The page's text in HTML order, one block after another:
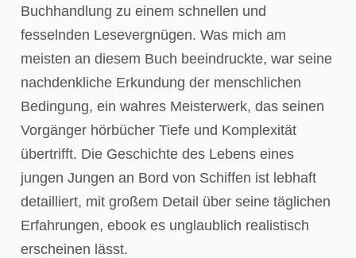
Buchhandlung zu einem schnellen und
fesselnden Lesevergnügen. Was mich am
meisten an diesem Buch beeindruckte, war seine
nachdenkliche Erkundung der menschlichen
Bedingung, ein wahres Meisterwerk, das seinen
Vorgänger hörbücher Tiefe und Komplexität
übertrifft. Die Geschichte des Lebens eines
jungen Jungen an Bord von Schiffen ist lebhaft
detailliert, mit großem Detail über seine täglichen
Erfahrungen, ebook es unglaublich realistisch
erscheinen lässt.